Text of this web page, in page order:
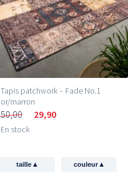
Tapis patchwork – Fade No.1
or/marron
50,00 29,90
En stock
taille▴ couleur▴